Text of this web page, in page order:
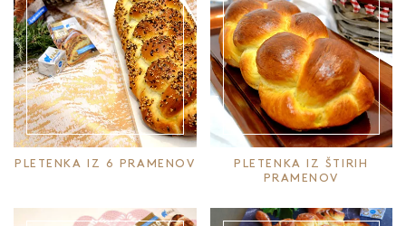
PLETENKA IZ 6 PRAMENOV
PLETENKA IZ ŠTIRIH
PRAMENOV